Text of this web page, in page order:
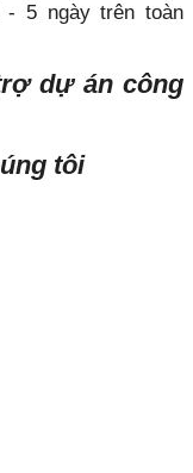
5 ngày trên toàn
dự án công
tôi